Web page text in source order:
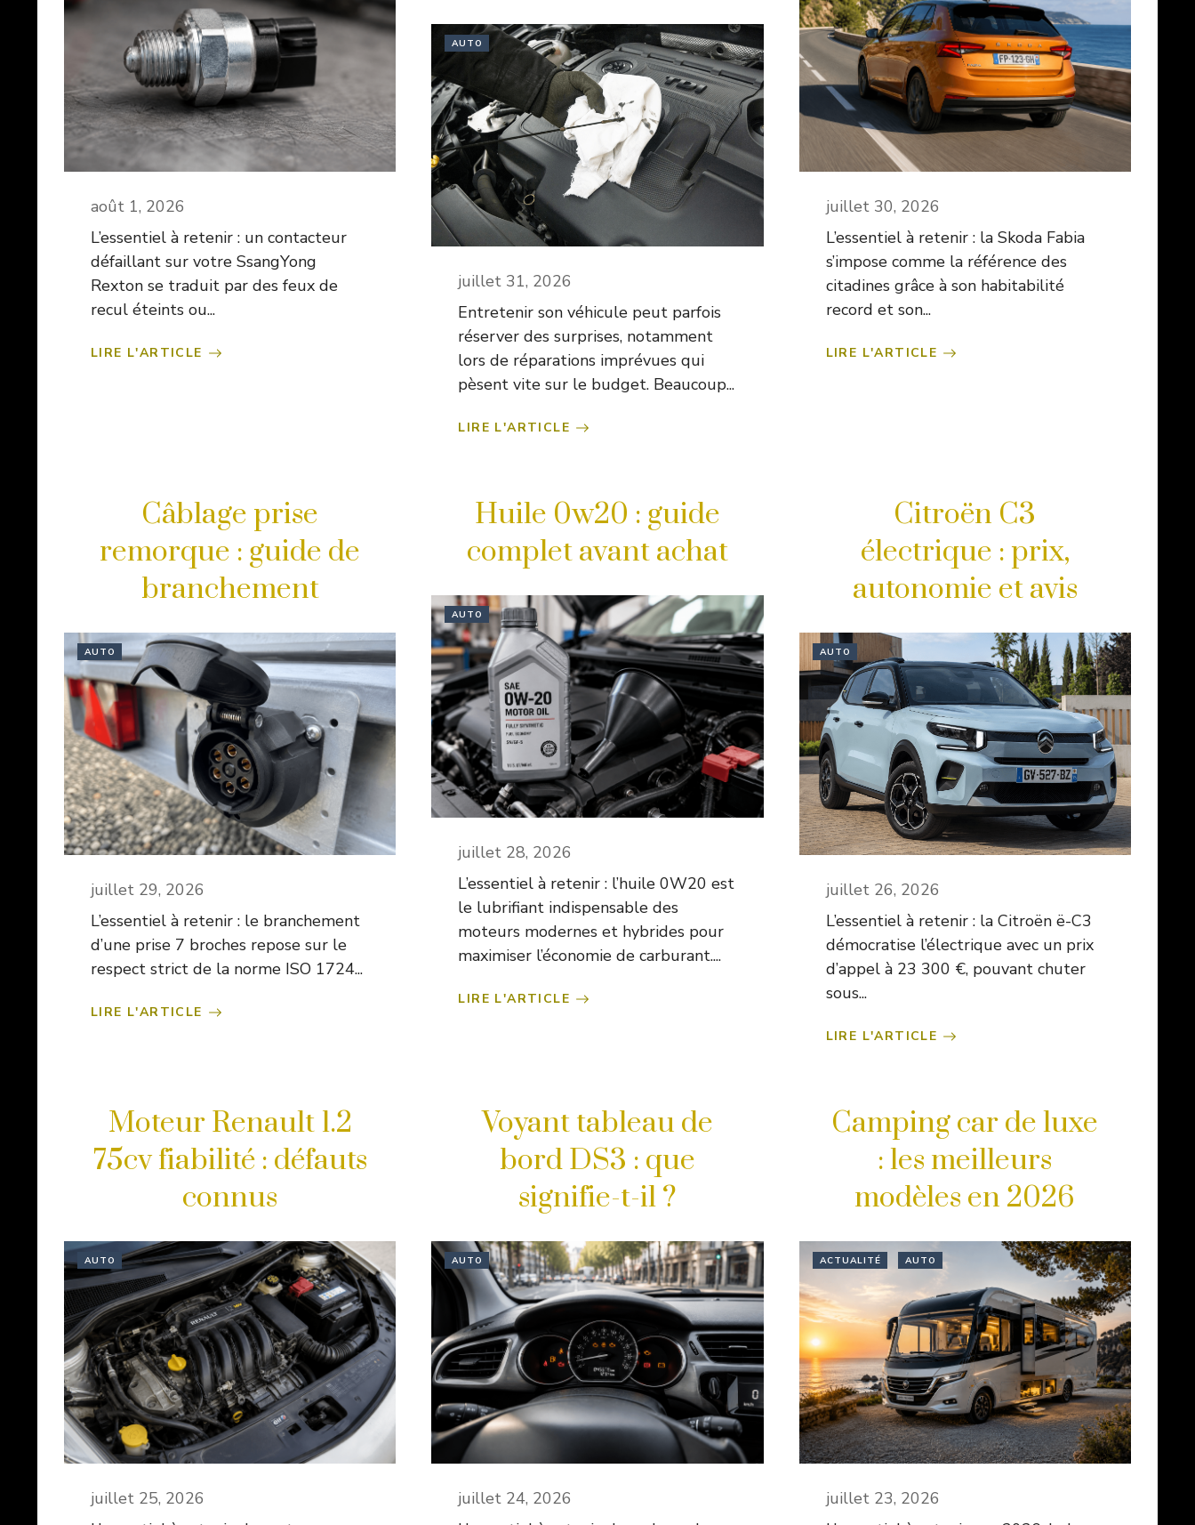
août 1, 2026
L’essentiel à retenir : un contacteur
défaillant sur votre SsangYong
Rexton se traduit par des feux de
recul éteints ou...
LIRE L'ARTICLE
AUTO
juillet 31, 2026
Entretenir son véhicule peut parfois
réserver des surprises, notamment
lors de réparations imprévues qui
pèsent vite sur le budget. Beaucoup...
LIRE L'ARTICLE
juillet 30, 2026
L’essentiel à retenir : la Skoda Fabia
s’impose comme la référence des
citadines grâce à son habitabilité
record et son...
LIRE L'ARTICLE
Câblage prise
remorque : guide de
branchement
AUTO
juillet 29, 2026
L’essentiel à retenir : le branchement
d’une prise 7 broches repose sur le
respect strict de la norme ISO 1724...
LIRE L'ARTICLE
Huile 0w20 : guide
complet avant achat
AUTO
juillet 28, 2026
L’essentiel à retenir : l’huile 0W20 est
le lubrifiant indispensable des
moteurs modernes et hybrides pour
maximiser l’économie de carburant....
LIRE L'ARTICLE
Citroën C3
électrique : prix,
autonomie et avis
AUTO
juillet 26, 2026
L’essentiel à retenir : la Citroën ë-C3
démocratise l’électrique avec un prix
d’appel à 23 300 €, pouvant chuter
sous...
LIRE L'ARTICLE
Moteur Renault 1.2
75cv fiabilité : défauts
connus
AUTO
juillet 25, 2026
Voyant tableau de
bord DS3 : que
signifie-t-il ?
AUTO
juillet 24, 2026
Camping car de luxe
: les meilleurs
modèles en 2026
ACTUALITÉ AUTO
juillet 23, 2026